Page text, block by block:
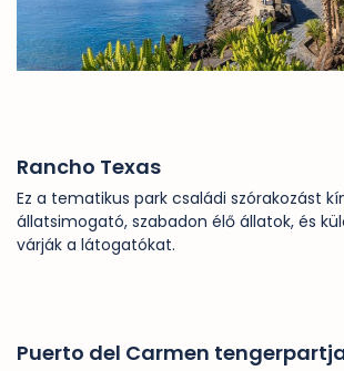
Rancho Texas
Ez a tematikus park családi szórakozást
állatsimogató, szabadon élő állatok, és
várják a látogatókat.
Puerto del Carmen